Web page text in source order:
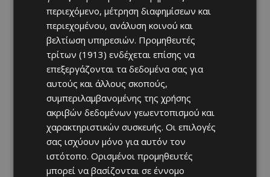
περιεχόμενο, μέτρηση διαφημίσεων και
περιεχομένου, ανάλυση κοινού και
βελτίωση υπηρεσιών. Προμηθευτές
τρίτων (1913) ενδέχεται επίσης να
επεξεργάζονται τα δεδομένα σας για
αυτούς και άλλους σκοπούς,
συμπεριλαμβανομένης της χρήσης
ακριβών δεδομένων γεωεντοπισμού και
χαρακτηριστικών συσκευής. Οι επιλογές
σας ισχύουν μόνο για αυτόν τον
ιστότοπο. Ορισμένοι προμηθευτές
μπορεί να βασίζονται σε έννομο